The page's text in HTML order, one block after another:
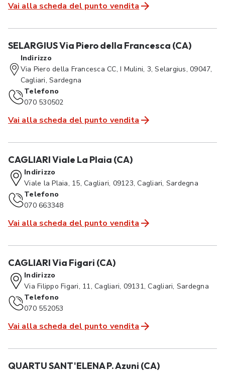
Vai alla scheda del punto vendita
SELARGIUS Via Piero della Francesca (CA)
Indirizzo
Via Piero della Francesca CC, I Mulini, 3, Selargius, 09047,
Cagliari, Sardegna
Telefono
070 530502
Vai alla scheda del punto vendita
CAGLIARI Viale La Plaia (CA)
Indirizzo
Viale la Plaia, 15, Cagliari, 09123, Cagliari, Sardegna
Telefono
070 663348
Vai alla scheda del punto vendita
CAGLIARI Via Figari (CA)
Indirizzo
Via Filippo Figari, 11, Cagliari, 09131, Cagliari, Sardegna
Telefono
070 552053
Vai alla scheda del punto vendita
QUARTU SANT'ELENA P. Azuni (CA)